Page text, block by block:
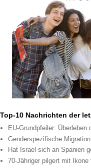
Top-10 Nachrichten der
EU-Grundpfeiler: Überleben
Genderspezifische
Hat Israel sich an Spanien
70-Jähriger pilgert mit Ikone